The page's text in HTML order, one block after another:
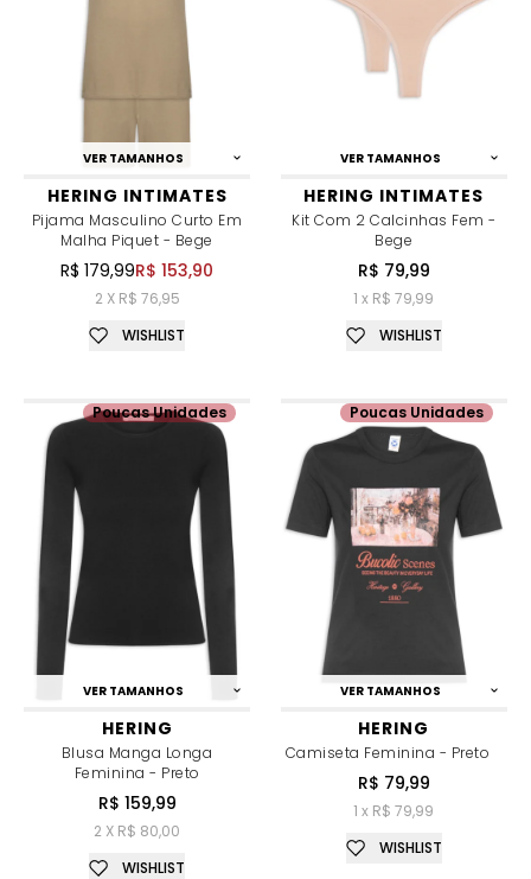
VER TAMANHOS
HERING INTIMATES
Pijama Masculino Curto Em
Malha Piquet - Bege
R$ 179,99R$ 153,90
2 X R$ 76,95
WISHLIST
VER TAMANHOS
HERING INTIMATES
Kit Com 2 Calcinhas Fem -
Bege
R$ 79,99
1 x R$ 79,99
WISHLIST
VER TAMANHOS
HERING
Blusa Manga Longa
Feminina - Preto
R$ 159,99
2 X R$ 80,00
Poucas Unidades
WISHLIST
VER TAMANHOS
HERING
Camiseta Feminina - Preto
R$ 79,99
1 x R$ 79,99
Poucas Unidades
WISHLIST